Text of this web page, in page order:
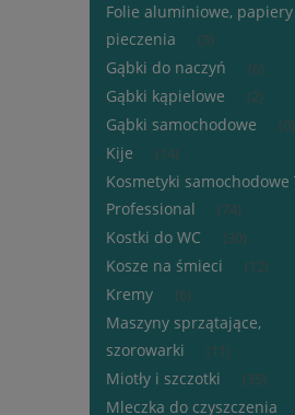
Folie aluminiowe,
pieczenia
(3)
Gąbki do naczyń (6)
Gąbki kąpielowe (2)
Gąbki samochodowe (0)
Kije (14)
Kosmetyki samochodowe
Professional
(74)
Kostki do WC (30)
Kosze na śmieci (12)
Kremy (6)
Maszyny sprzątające,
szorowarki
(11)
Miotły i szczotki (35)
Mleczka do czyszczenia